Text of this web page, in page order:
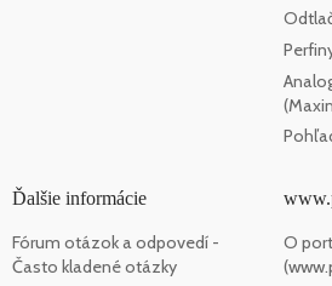
Ďalšie informácie
Fórum otázok a odpovedí -
Často kladené otázky
O